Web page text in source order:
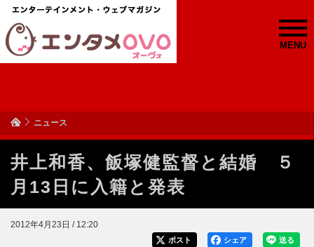
MENU
ニュース
井上和香、飯塚健監督と結婚 ５
月13日に入籍と発表
2012年4月23日 / 12:20
送る
シェア
ポスト